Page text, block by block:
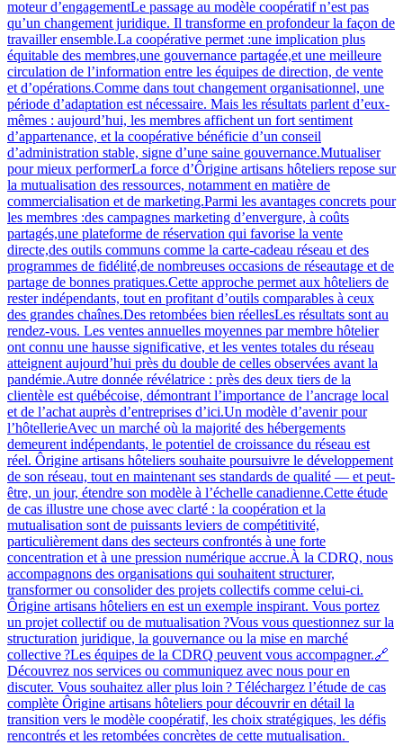
moteur d’engagementLe passage au modèle coopératif n’est pas
qu’un changement juridique. Il transforme en profondeur la façon de
travailler ensemble.La coopérative permet :une implication plus
équitable des membres,une gouvernance partagée,et une meilleure
circulation de l’information entre les équipes de direction, de vente
et d’opérations.Comme dans tout changement organisationnel, une
période d’adaptation est nécessaire. Mais les résultats parlent d’eux-
mêmes : aujourd’hui, les membres affichent un fort sentiment
d’appartenance, et la coopérative bénéficie d’un conseil
d’administration stable, signe d’une saine gouvernance.Mutualiser
pour mieux performerLa force d’Ôrigine artisans hôteliers repose sur
la mutualisation des ressources, notamment en matière de
commercialisation et de marketing.Parmi les avantages concrets pour
les membres :des campagnes marketing d’envergure, à coûts
partagés,une plateforme de réservation qui favorise la vente
directe,des outils communs comme la carte-cadeau réseau et des
programmes de fidélité,de nombreuses occasions de réseautage et de
partage de bonnes pratiques.Cette approche permet aux hôteliers de
rester indépendants, tout en profitant d’outils comparables à ceux
des grandes chaînes.Des retombées bien réellesLes résultats sont au
rendez-vous. Les ventes annuelles moyennes par membre hôtelier
ont connu une hausse significative, et les ventes totales du réseau
atteignent aujourd’hui près du double de celles observées avant la
pandémie.Autre donnée révélatrice : près des deux tiers de la
clientèle est québécoise, démontrant l’importance de l’ancrage local
et de l’achat auprès d’entreprises d’ici.Un modèle d’avenir pour
l’hôtellerieAvec un marché où la majorité des hébergements
demeurent indépendants, le potentiel de croissance du réseau est
réel. Ôrigine artisans hôteliers souhaite poursuivre le développement
de son réseau, tout en maintenant ses standards de qualité — et peut-
être, un jour, étendre son modèle à l’échelle canadienne.Cette étude
de cas illustre une chose avec clarté : la coopération et la
mutualisation sont de puissants leviers de compétitivité,
particulièrement dans des secteurs confrontés à une forte
concentration et à une pression numérique accrue.À la CDRQ, nous
accompagnons des organisations qui souhaitent structurer,
transformer ou consolider des projets collectifs comme celui-ci.
Ôrigine artisans hôteliers en est un exemple inspirant. Vous portez
un projet collectif ou de mutualisation ?Vous vous questionnez sur la
structuration juridique, la gouvernance ou la mise en marché
collective ?Les équipes de la CDRQ peuvent vous accompagner.🔗
Découvrez nos services ou communiquez avec nous pour en
discuter. Vous souhaitez aller plus loin ? Téléchargez l’étude de cas
complète Ôrigine artisans hôteliers pour découvrir en détail la
transition vers le modèle coopératif, les choix stratégiques, les défis
rencontrés et les retombées concrètes de cette mutualisation.